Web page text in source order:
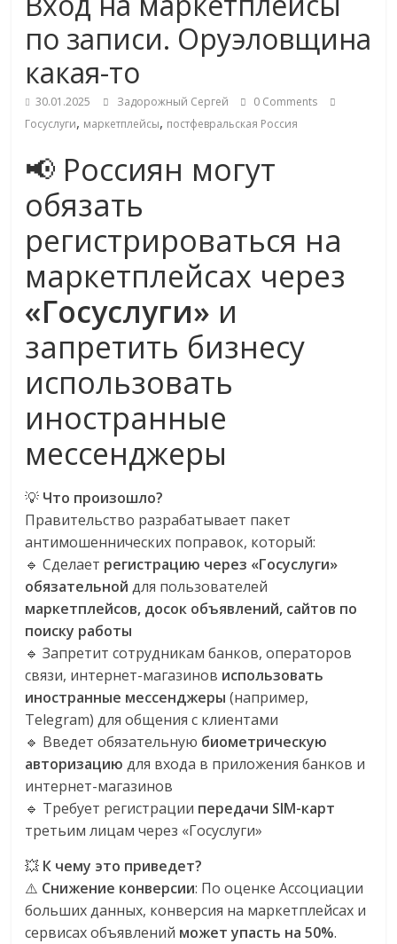
Commerce,
омниканальном
ритейле,
логистике,
технологиях,
соцсетях
Портал
онлайн-
торговле,
сервисах
для
Commerce,
логистике,
технологиях,
соцсетях.
Нам
важно,
как
знать
как
Сеть
меняет
жизнь
людей
обсудить
эти
изменения
читателем.
по записи. Оруэловщина
какая-то
30.01.2025 Задорожный Сергей
0 Comments
Госуслуги, маркетплейсы, постфевральская Россия
📢 Россиян могут
обязать
регистрироваться на
маркетплейсах через
«Госуслуги» и
запретить бизнесу
использовать
иностранные
мессенджеры
💡 Что произошло?
Правительство разрабатывает пакет
антимошеннических поправок, который:
🔹 Сделает регистрацию через «Госуслуги»
обязательной для пользователей
маркетплейсов, досок объявлений, сайтов по
поиску работы
🔹 Запретит сотрудникам банков, операторов
связи, интернет-магазинов использовать
иностранные мессенджеры (например,
Telegram) для общения с клиентами
🔹 Введет обязательную биометрическую
авторизацию для входа в приложения банков и
интернет-магазинов
🔹 Требует регистрации передачи SIM-карт
третьим лицам через «Госуслуги»
💥 К чему это приведет?
⚠️ Снижение конверсии: По оценке Ассоциации
больших данных, конверсия на маркетплейсах и
сервисах объявлений может упасть на 50%.